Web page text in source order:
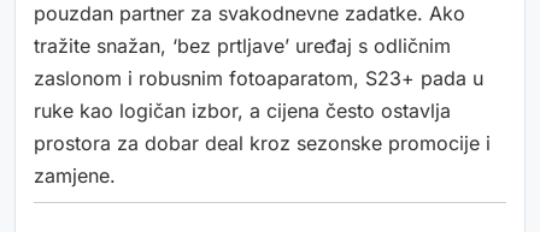
pouzdan partner za svakodnevne zadatke. Ako
tražite snažan, ‘bez prtljave’ uređaj s odličnim
zaslonom i robusnim fotoaparatom, S23+ pada u
ruke kao logičan izbor, a cijena često ostavlja
prostora za dobar deal kroz sezonske promocije i
zamjene.